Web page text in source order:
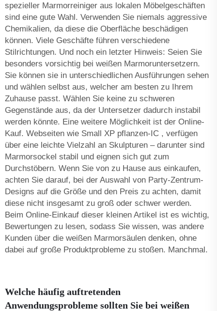
spezieller Marmorreiniger aus lokalen Möbelgeschäften
sind eine gute Wahl. Verwenden Sie niemals aggressive
Chemikalien, da diese die Oberfläche beschädigen
können. Viele Geschäfte führen verschiedene
Stilrichtungen. Und noch ein letzter Hinweis: Seien Sie
besonders vorsichtig bei weißen Marmoruntersetzern.
Sie können sie in unterschiedlichen Ausführungen sehen
und wählen selbst aus, welcher am besten zu Ihrem
Zuhause passt. Wählen Sie keine zu schweren
Gegenstände aus, da der Untersetzer dadurch instabil
werden könnte. Eine weitere Möglichkeit ist der Online-
Kauf. Webseiten wie Small XP pflanzen-IC , verfügen
über eine leichte Vielzahl an Skulpturen – darunter sind
Marmorsockel stabil und eignen sich gut zum
Durchstöbern. Wenn Sie von zu Hause aus einkaufen,
achten Sie darauf, bei der Auswahl von Party-Zentrum-
Designs auf die Größe und den Preis zu achten, damit
diese nicht insgesamt zu groß oder schwer werden.
Beim Online-Einkauf dieser kleinen Artikel ist es wichtig,
Bewertungen zu lesen, sodass Sie wissen, was andere
Kunden über die weißen Marmorsäulen denken, ohne
dabei auf große Produktprobleme zu stoßen. Manchmal.
Welche häufig auftretenden
Anwendungsprobleme sollten Sie bei weißen